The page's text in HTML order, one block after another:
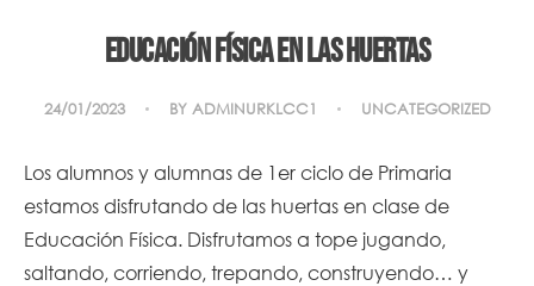
Educación Física en las huertas
24/01/2023 BY ADMINURKLCC1 UNCATEGORIZED
Los alumnos y alumnas de 1er ciclo de Primaria
estamos disfrutando de las huertas en clase de
Educación Física. Disfrutamos a tope jugando,
saltando, corriendo, trepando, construyendo… y